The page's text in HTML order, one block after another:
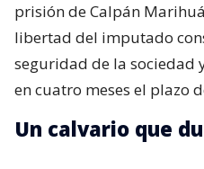
prisión de Calpán
libertad del imputado
seguridad de la sociedad
en cuatro meses el plazo
Un calvario que